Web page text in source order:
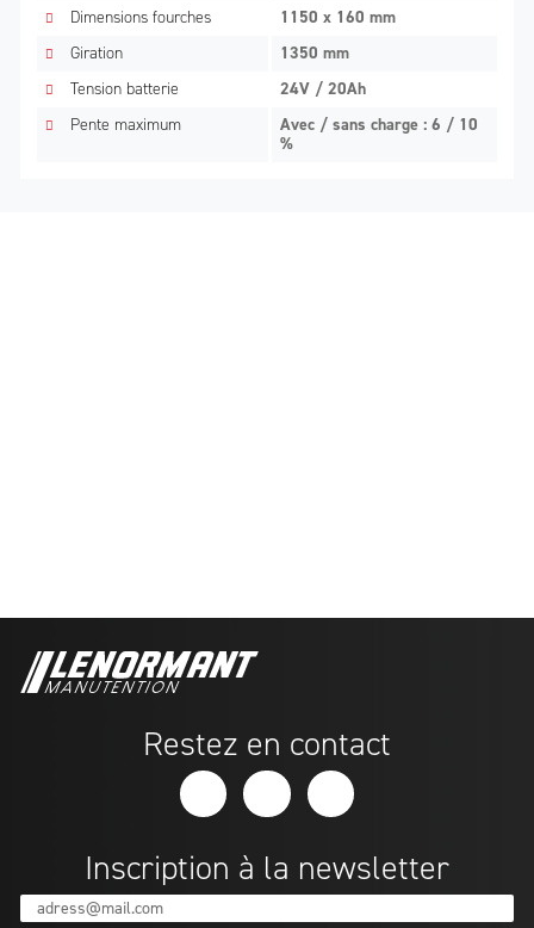
Dimensions fourches
1150 x 160 mm
Giration
1350 mm
Tension batterie
24V / 20Ah
Pente maximum
Avec / sans charge : 6 / 10
%
Restez en contact
Inscription à la newsletter
adress@mail.com